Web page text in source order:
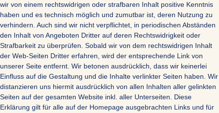
wir von einem rechtswidrigen oder strafbaren Inhalt positive Kenntnis
haben und es technisch möglich und zumutbar ist, deren Nutzung zu
verhindern. Auch sind wir nicht verpflichtet, in periodischen Abständen
den Inhalt von Angeboten Dritter auf deren Rechtswidrigkeit oder
Strafbarkeit zu überprüfen. Sobald wir von dem rechtswidrigen Inhalt
der Web-Seiten Dritter erfahren, wird der entsprechende Link von
unserer Seite entfernt. Wir betonen ausdrücklich, dass wir keinerlei
Einfluss auf die Gestaltung und die Inhalte verlinkter Seiten haben. Wir
distanzieren uns hiermit ausdrücklich von allen Inhalten aller gelinkten
Seiten auf der gesamten Website inkl. aller Unterseiten. Diese
Erklärung gilt für alle auf der Homepage ausgebrachten Links und für